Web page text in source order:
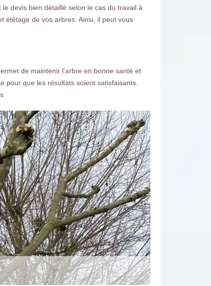
devis bien détaillé selon le cas du travail à
étêtage de vos arbres. Ainsi, il peut vous
de maintenir l'arbre en bonne santé et
pour que les résultats soient satisfaisants.